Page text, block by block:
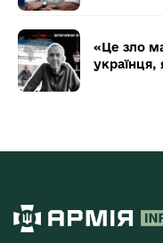
«Це зло
українця,